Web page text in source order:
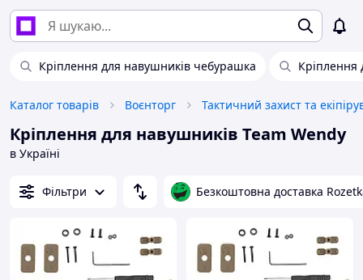
Кріплення для навушників чебурашка Кріплення
Каталог товарів Воєнторг Тактичний захист та
Кріплення для навушників Team Wendy
в Україні
Фільтри Безкоштовна доставка